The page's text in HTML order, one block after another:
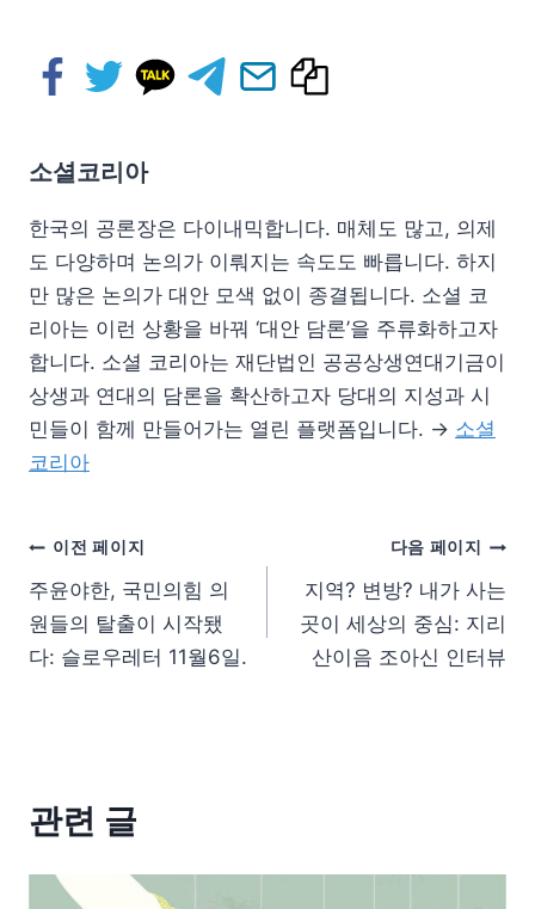
소셜코리아
한국의 공론장은 다이내믹합니다. 매체도 많고, 의제
도 다양하며 논의가 이뤄지는 속도도 빠릅니다. 하지
만 많은 논의가 대안 모색 없이 종결됩니다. 소셜 코
리아는 이런 상황을 바꿔 ‘대안 담론’을 주류화하고자
합니다. 소셜 코리아는 재단법인 공공상생연대기금이
상생과 연대의 담론을 확산하고자 당대의 지성과 시
민들이 함께 만들어가는 열린 플랫폼입니다. → 소셜
코리아
이전 페이지
주윤야한, 국민의힘 의
원들의 탈출이 시작됐
다: 슬로우레터 11월6일.
다음 페이지
지역? 변방? 내가 사는
곳이 세상의 중심: 지리
산이음 조아신 인터뷰
관련 글